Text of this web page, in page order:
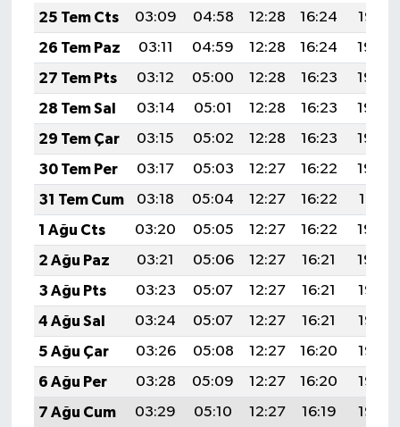
25 Tem Cts
03:09 04:58 12:28 16:24
19:47
26 Tem Paz
03:11 04:59 12:28 16:24
19:46
27 Tem Pts
03:12 05:00 12:28 16:23
19:45
28 Tem Sal
03:14 05:01 12:28 16:23
19:44
29 Tem Çar
03:15 05:02 12:28 16:23
19:43
30 Tem Per
03:17 05:03 12:27 16:22
19:42
31 Tem Cum
03:18 05:04 12:27 16:22
19:41
1 Ağu Cts
03:20 05:05 12:27 16:22
19:40
2 Ağu Paz
03:21 05:06 12:27 16:21
19:39
3 Ağu Pts
03:23 05:07 12:27 16:21
19:38
4 Ağu Sal
03:24 05:07 12:27 16:21
19:37
5 Ağu Çar
03:26 05:08 12:27 16:20
19:36
6 Ağu Per
03:28 05:09 12:27 16:20
19:35
7 Ağu Cum
03:29 05:10 12:27 16:19
19:33